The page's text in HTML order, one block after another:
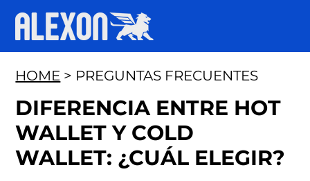
HOME > PREGUNTAS FRECUENTES
DIFERENCIA ENTRE HOT
WALLET Y COLD
WALLET: ¿CUÁL ELEGIR?